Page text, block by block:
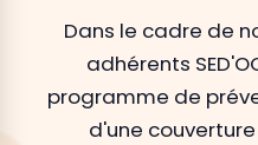
Dans le cadre de
adhérents
programme de
d'une